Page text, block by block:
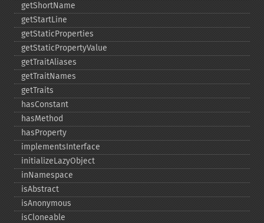
getShortName
getStartLine
getStaticProperties
getStaticPropertyValue
getTraitAliases
getTraitNames
getTraits
hasConstant
hasMethod
hasProperty
implementsInterface
initializeLazyObject
inNamespace
isAbstract
isAnonymous
isCloneable